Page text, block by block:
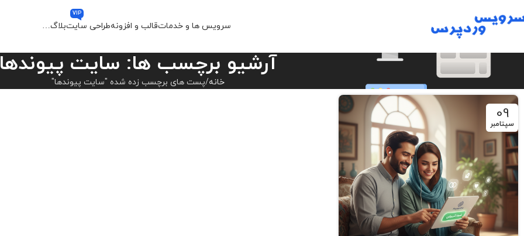
سرویس ها و خدماتقالب و افزونهطراحی سایت
VIP
بلاگ…
آرشیو برچسب ها: سایت پیوندها
خانه پست های برچسب زده شده "سایت پیوندها"
09
سپتامبر